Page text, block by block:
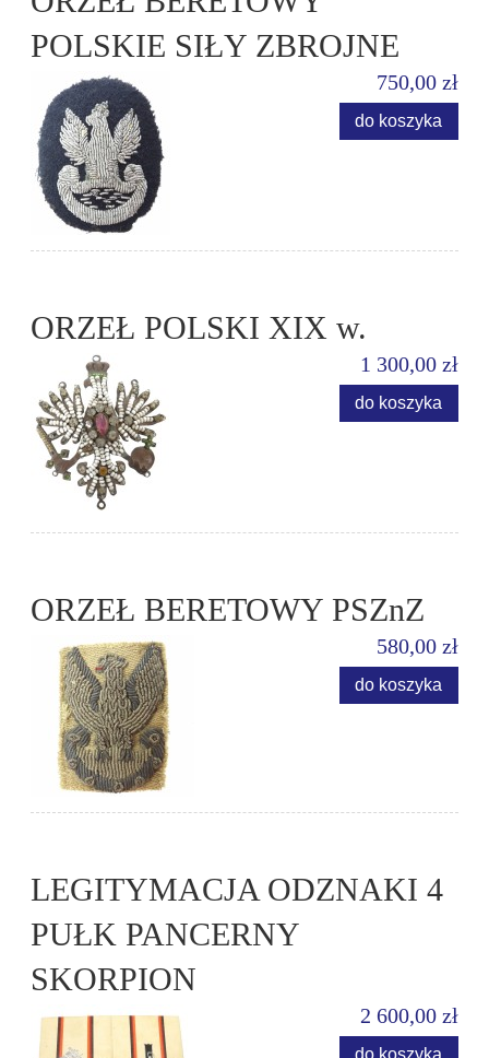
POLSKIE SIŁY ZBROJNE
750,00 zł
do koszyka
ORZEŁ POLSKI XIX w.
1 300,00 zł
do koszyka
ORZEŁ BERETOWY PSZnZ
580,00 zł
do koszyka
LEGITYMACJA ODZNAKI 4
PUŁK PANCERNY
SKORPION
2 600,00 zł
do koszyka